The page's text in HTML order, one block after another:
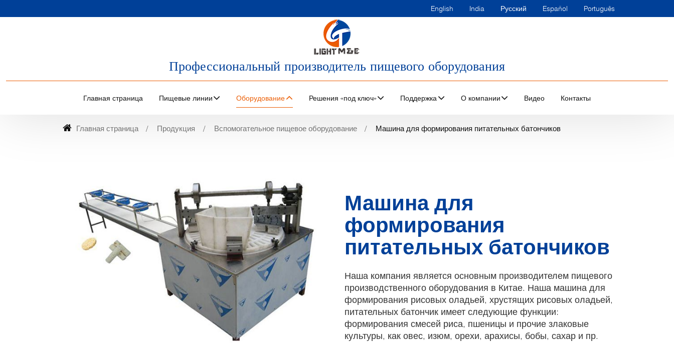
English India Русский Español Português
Профессиональный производитель пищевого оборудования
Главная страница Пищевые линии Оборудование Решения «под ключ» Поддержка О компании Видео Контакты
Главная страница Продукция Вспомогательное пищевое оборудование Машина для формирования питательных батончиков
Машина для
формирования
питательных батончиков
Наша компания является основным производителем пищевого
производственного оборудования в Китае. Наша машина для
формирования рисовых оладьей, хрустящих рисовых оладьей,
питательных батончик имеет следующие функции:
формирования смесей риса, пшеницы и прочие злаковые
культуры, как овес, изюм, орехи, арахисы, бобы, сахар и пр.